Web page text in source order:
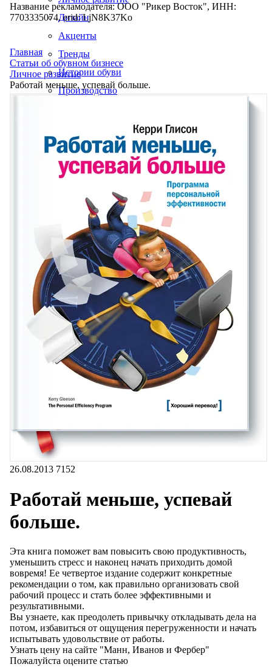
Дизайн
Акценты
Тренды
Истории обуви
Производство
Название рекламодателя: ООО "Рикер Восток", ИНН:
7703335074, erid: LjN8K37Ko
Главная
Статьи об обувном бизнесе
Личное развитие
Работай меньше, успевай больше.
26.08.2013 7152
Работай меньше, успевай
больше.
Эта книга поможет вам повысить свою продуктивность,
уменьшить стресс и наконец начать приходить домой
вовремя! Ее четвертое издание содержит конкретные
рекомендации о том, как правильно организовать свой
рабочий процесс и стать более эффективными и
результативными.
Вы узнаете, как преодолеть привычку откладывать дела на
потом, избавиться от ощущения перегруженности и начать
испытывать удовольствие от работы.
Узнать цену на сайте "Манн, Иванов и Фербер"
Пожалуйста оцените статью